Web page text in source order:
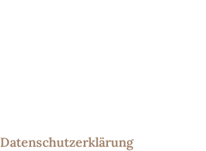
Datenschutzerklärung